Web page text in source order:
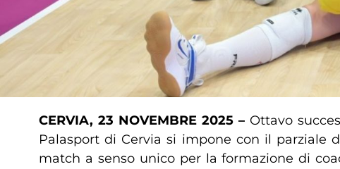
CERVIA, 23 NOVEMBRE 2025 – Ottavo
Palasport di Cervia si impone con il parziale
match a senso unico per la formazione di